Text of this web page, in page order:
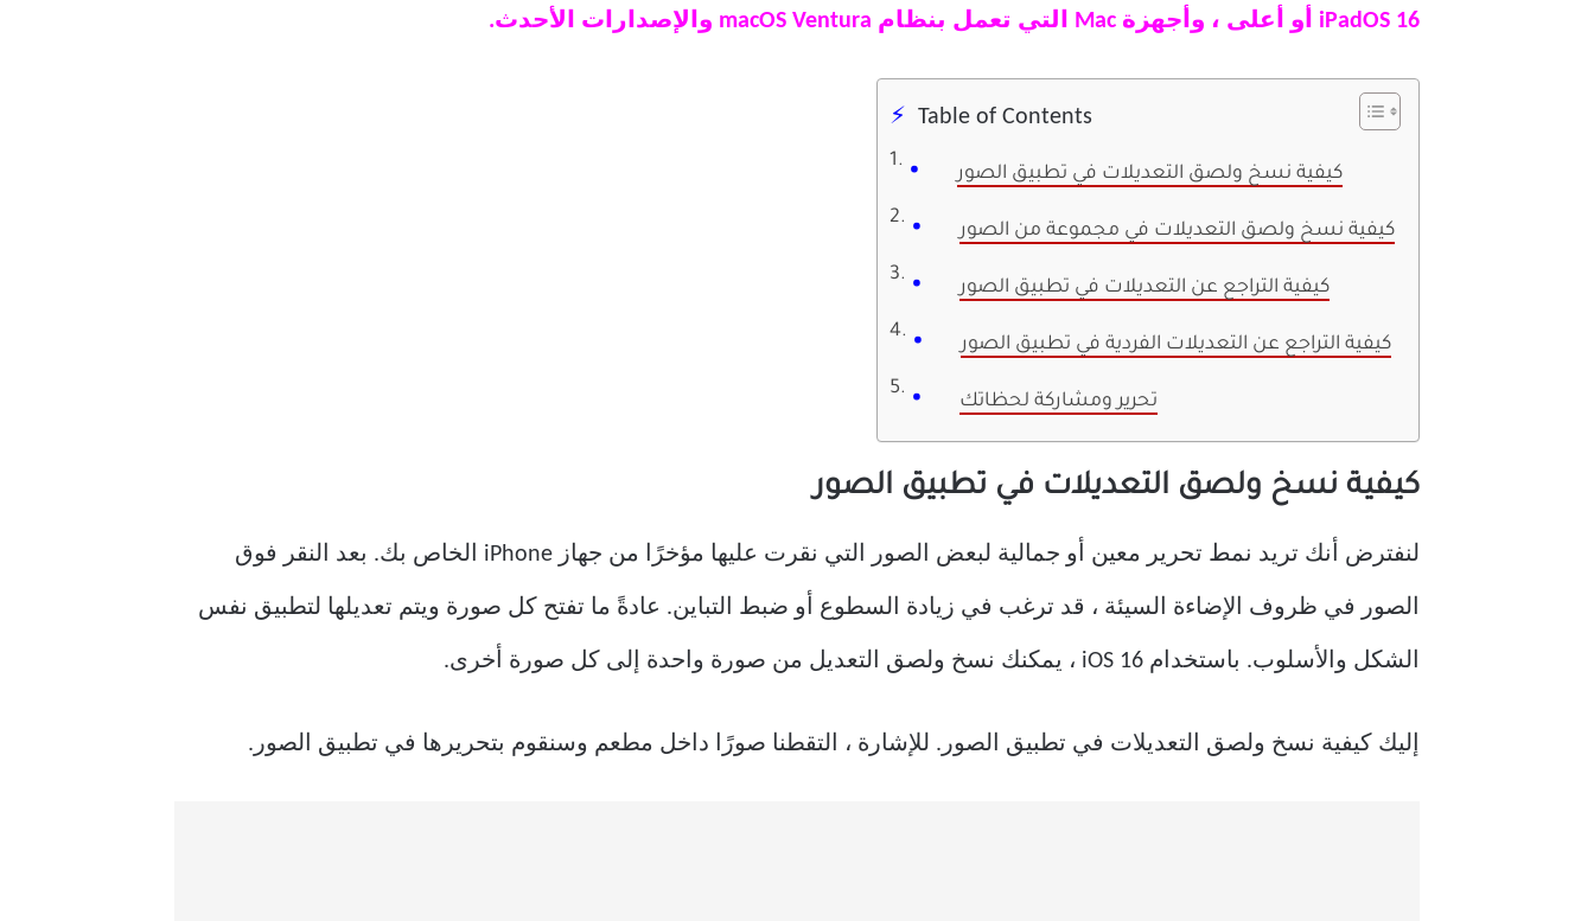
iPadOS 16 أو أعلى ، وأجهزة Mac التي تعمل بنظام macOS Ventura والإصدارات الأحدث.
Table of Contents
كيفية نسخ ولصق التعديلات في تطبيق الصور
كيفية نسخ ولصق التعديلات في مجموعة من الصور
كيفية التراجع عن التعديلات في تطبيق الصور
كيفية التراجع عن التعديلات الفردية في تطبيق الصور
تحرير ومشاركة لحظاتك
كيفية نسخ ولصق التعديلات في تطبيق الصور
لنفترض أنك تريد نمط تحرير معين أو جمالية لبعض الصور التي نقرت عليها مؤخرًا من جهاز iPhone الخاص بك. بعد النقر فوق
الصور في ظروف الإضاءة السيئة ، قد ترغب في زيادة السطوع أو ضبط التباين. عادةً ما تفتح كل صورة ويتم تعديلها لتطبيق نفس
الشكل والأسلوب. باستخدام iOS 16 ، يمكنك نسخ ولصق التعديل من صورة واحدة إلى كل صورة أخرى.
إليك كيفية نسخ ولصق التعديلات في تطبيق الصور. للإشارة ، التقطنا صورًا داخل مطعم وسنقوم بتحريرها في تطبيق الصور.